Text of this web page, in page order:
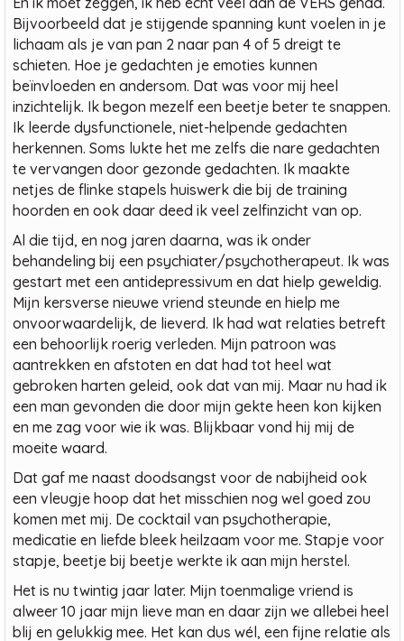
Bijvoorbeeld dat je stijgende spanning kunt voelen in je
lichaam als je van pan 2 naar pan 4 of 5 dreigt te
schieten. Hoe je gedachten je emoties kunnen
beïnvloeden en andersom. Dat was voor mij heel
inzichtelijk. Ik begon mezelf een beetje beter te snappen.
Ik leerde dysfunctionele, niet-helpende gedachten
herkennen. Soms lukte het me zelfs die nare gedachten
te vervangen door gezonde gedachten. Ik maakte
netjes de flinke stapels huiswerk die bij de training
hoorden en ook daar deed ik veel zelfinzicht van op.
Al die tijd, en nog jaren daarna, was ik onder
behandeling bij een psychiater/psychotherapeut. Ik was
gestart met een antidepressivum en dat hielp geweldig.
Mijn kersverse nieuwe vriend steunde en hielp me
onvoorwaardelijk, de lieverd. Ik had wat relaties betreft
een behoorlijk roerig verleden. Mijn patroon was
aantrekken en afstoten en dat had tot heel wat
gebroken harten geleid, ook dat van mij. Maar nu had ik
een man gevonden die door mijn gekte heen kon kijken
en me zag voor wie ik was. Blijkbaar vond hij mij de
moeite waard.
Dat gaf me naast doodsangst voor de nabijheid ook
een vleugje hoop dat het misschien nog wel goed zou
komen met mij. De cocktail van psychotherapie,
medicatie en liefde bleek heilzaam voor me. Stapje voor
stapje, beetje bij beetje werkte ik aan mijn herstel.
Het is nu twintig jaar later. Mijn toenmalige vriend is
alweer 10 jaar mijn lieve man en daar zijn we allebei heel
blij en gelukkig mee. Het kan dus wél, een fijne relatie als